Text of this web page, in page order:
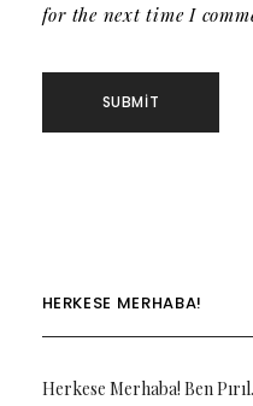
for the next time I
HERKESE MERHABA!
Herkese Merhaba! Ben